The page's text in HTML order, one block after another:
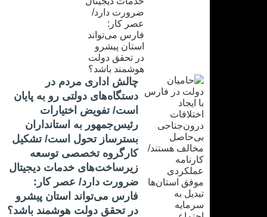
چالش اداری مردم در
دستگاه‌های دولتی رو به پایان
است/ تفویض اختیارات
رئیس‌جمهور به استانداران
بسترساز تحول است/ تشکیل
کارگروه تخصصی توسعه
زیرساخت‌های خدمات دیجیتال
ضرورت دارد/ عصر کار:
فارس می‌تواند استان پیشرو
در تحقق دولت هوشمند باشد؟